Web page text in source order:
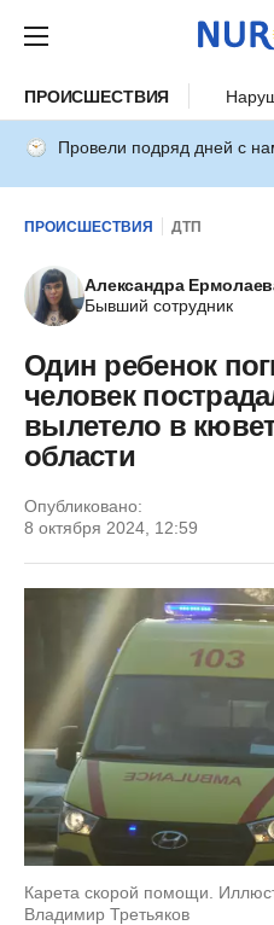
ПРОИСШЕСТВИЯ
Провели подряд дней с
ПРОИСШЕСТВИЯ ДТП
Александра
Бывший сотрудник
Один ребенок
человек
вылетело в
области
Опубликовано:
8 октября 2024, 12:59
Карета скорой помощи.
Владимир Третьяков